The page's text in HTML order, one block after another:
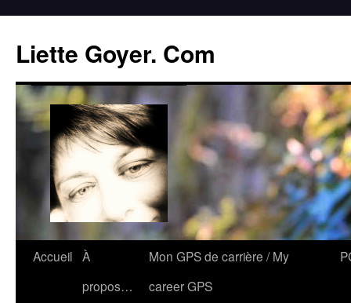
Liette Goyer. Com
Accueil À
propos…
Mon GPS de carrière / My
career GPS